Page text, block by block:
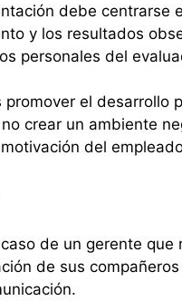
debe centrarse
y los resultados
personales del
promover el desarrollo
crear un ambiente
del
de un gerente que
de sus